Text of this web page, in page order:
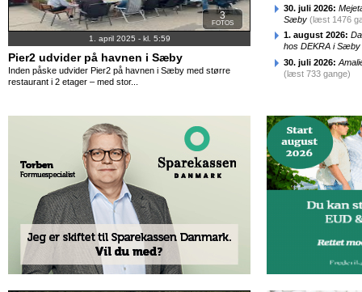
1. april 2025 - kl. 5:59
3
FOTOS
Pier2 udvider på havnen i Sæby
Inden påske udvider Pier2 på havnen i Sæby med større
restaurant i 2 etager – med stor...
30. juli 2026:
Sæby (læst 1476
1. august 2026:
hos DEKRA i Sæby
30. juli 2026:
(læst 733 gange)